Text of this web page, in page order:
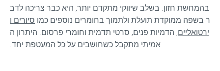
בהמחשת חזון. בשלב שיווקי מתקדם יותר, היא כבר צריכה לדב
ר בשפה ממוקדת תועלת ולתמוך בחומרים נוספים כמו סיורים ו
ירטואליים, הדמיות פנים, סרטי תדמית וחומרי פרסום. היתרון ה
אמיתי מתקבל כשחושבים על כל המעטפת יחד.